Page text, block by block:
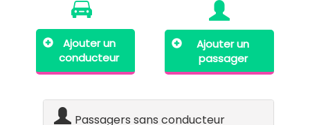
Ajouter un
conducteur
Ajouter un
passager
Passagers sans conducteur